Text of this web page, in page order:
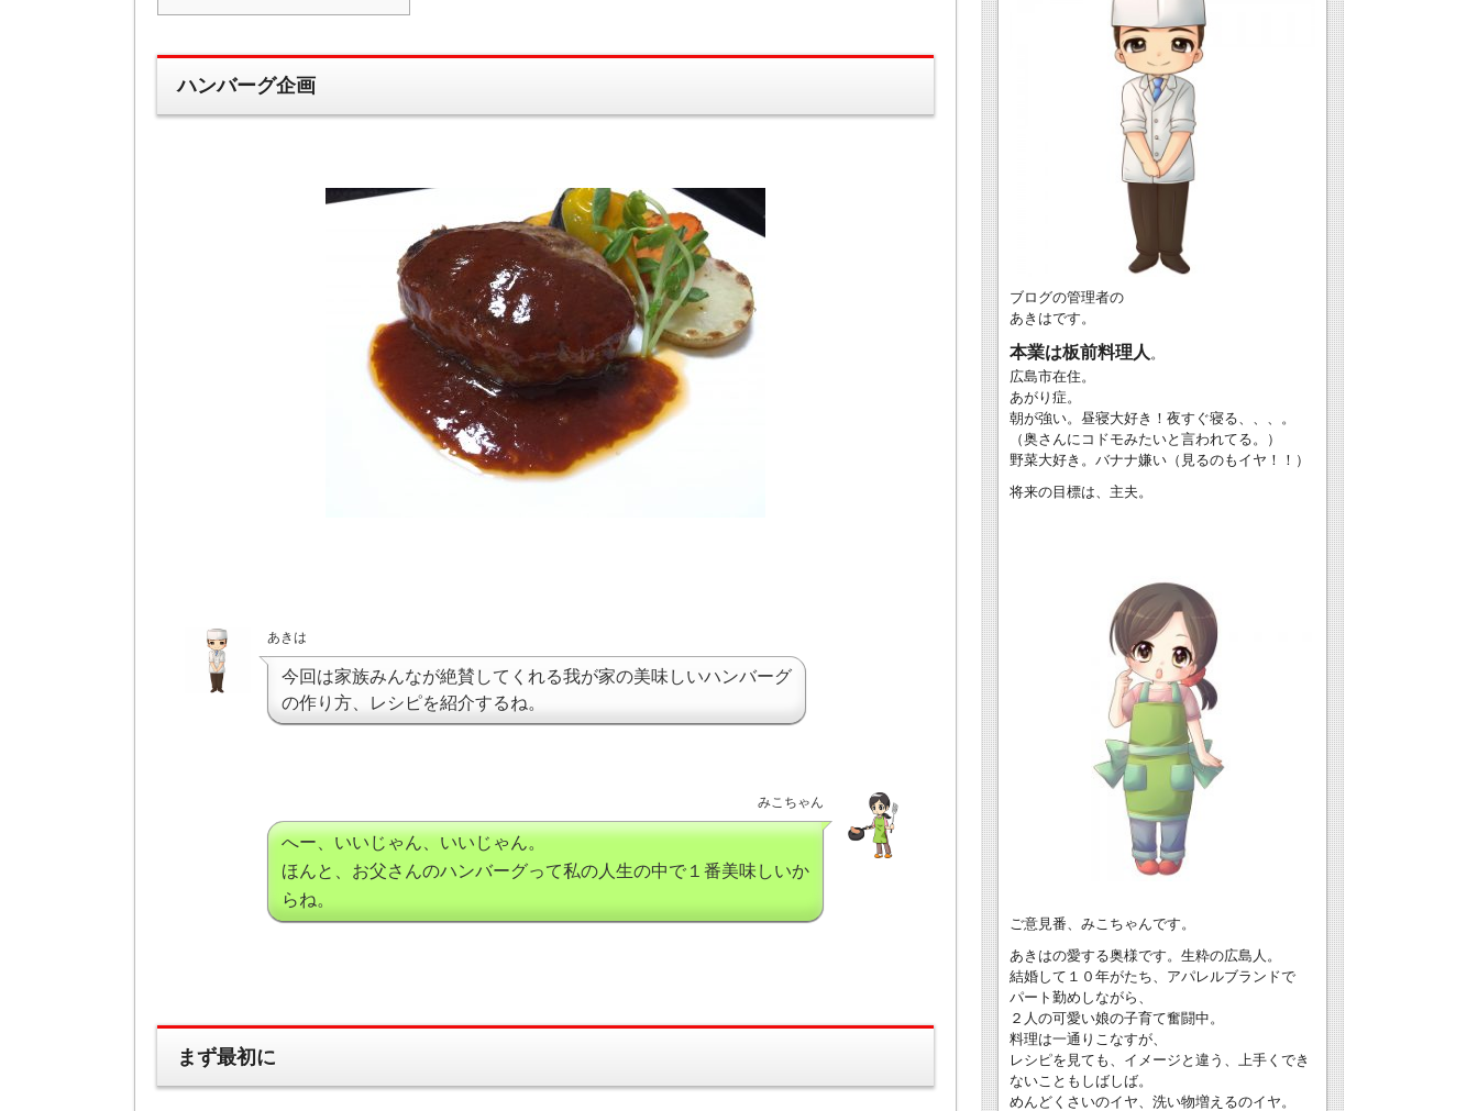
ハンバーグ企画
あきは
今回は家族みんなが絶賛してくれる我が家の美味しいハンバーグ
の作り方、レシピを紹介するね。
みこちゃん
へー、いいじゃん、いいじゃん。
ほんと、お父さんのハンバーグって私の人生の中で１番美味しいか
らね。
まず最初に
ブログの管理者の
あきはです。
本業は板前料理人 。
広島市在住。
あがり症。
朝が強い。昼寝大好き！夜すぐ寝る、、、。
（奥さんにコドモみたいと言われてる。）
野菜大好き。バナナ嫌い（見るのもイヤ！！）
将来の目標は、主夫。
ご意見番、みこちゃんです。
あきはの愛する奥様です。生粋の広島人。
結婚して１０年がたち、アパレルブランドで
パート勤めしながら、
２人の可愛い娘の子育て奮闘中。
料理は一通りこなすが、
レシピを見ても、イメージと違う、上手くでき
ないこともしばしば。
めんどくさいのイヤ、洗い物増えるのイヤ。